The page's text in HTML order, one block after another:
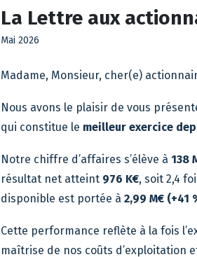
La Lettre aux
Mai 2026
Madame, Monsieur, cher(e)
Nous avons le plaisir de vous
qui constitue le meilleur exercice
Notre chiffre d’affaires s’élève à 138
résultat net atteint 976 K€, soit 2,4
disponible est portée à 2,99 M€ (+41
Cette performance reflète à la fois
maîtrise de nos coûts d’exploitation